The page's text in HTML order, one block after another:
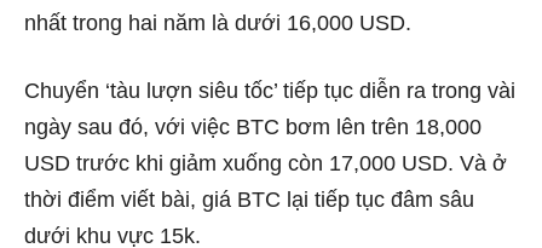
nhất trong hai năm là dưới 16,000 USD.
Chuyển ‘tàu lượn siêu tốc’ tiếp tục diễn ra trong vài
ngày sau đó, với việc BTC bơm lên trên 18,000
USD trước khi giảm xuống còn 17,000 USD. Và ở
thời điểm viết bài, giá BTC lại tiếp tục đâm sâu
dưới khu vực 15k.